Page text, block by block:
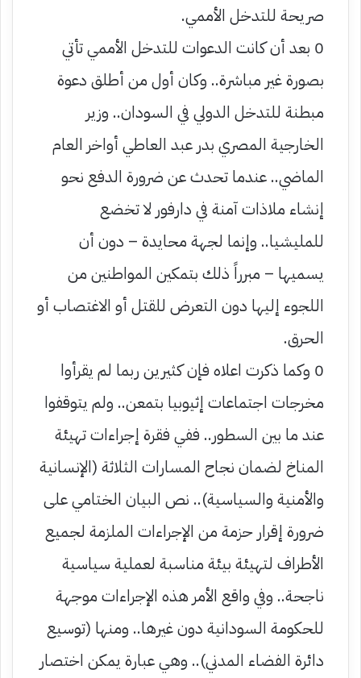
صريحة للتدخل الأممي.
0 بعد أن كانت الدعوات للتدخل الأممي تأتي
بصورة غير مباشرة.. وكان أول من أطلق دعوة
مبطنة للتدخل الدولي في السودان.. وزير
الخارجية المصري بدر عبد العاطي أواخر العام
الماضي.. عندما تحدث عن ضرورة الدفع نحو
إنشاء ملاذات آمنة في دارفور لا تخضع
للمليشيا.. وإنما لجهة محايدة – دون أن
يسميها – مبرراً ذلك بتمكين المواطنين من
اللجوء إليها دون التعرض للقتل أو الاغتصاب أو
الحرق.
0 وكما ذكرت اعلاه فإن كثيرين ربما لم يقرأوا
مخرجات اجتماعات إثيوبيا بتمعن.. ولم يتوقفوا
عند ما بين السطور.. ففي فقرة إجراءات تهيئة
المناخ لضمان نجاح المسارات الثلاثة (الإنسانية
والأمنية والسياسية).. نص البيان الختامي على
ضرورة إقرار حزمة من الإجراءات الملزمة لجميع
الأطراف لتهيئة بيئة مناسبة لعملية سياسية
ناجحة.. وفي واقع الأمر هذه الإجراءات موجهة
للحكومة السودانية دون غيرها.. ومنها (توسيع
دائرة الفضاء المدني).. وهي عبارة يمكن اختصار